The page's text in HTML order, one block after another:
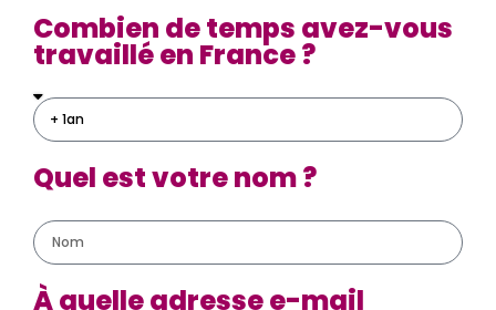
Combien de temps avez-vous
travaillé en France ?
Quel est votre nom ?
À quelle adresse e-mail